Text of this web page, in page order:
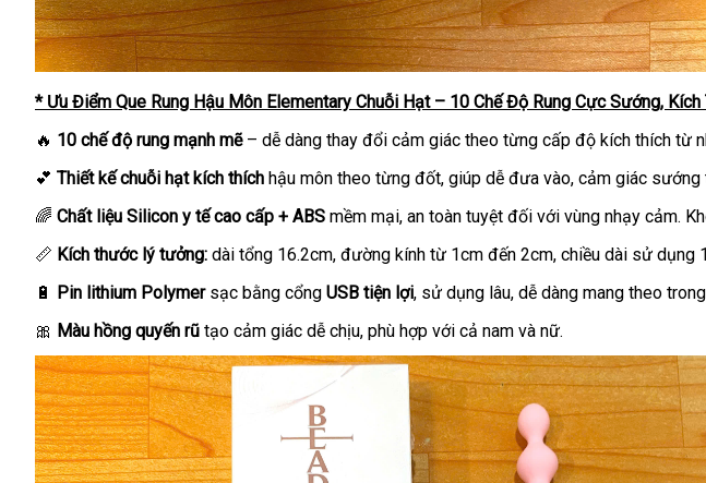
* Ưu Điểm Que Rung Hậu Môn Elementary Chuỗi Hạt – 10 Chế Độ Rung Cực Sướng,
🔥 10 chế độ rung mạnh mẽ– dễ dàng thay đổi cảm giác theo từng cấp độ kích thích từ
💕 Thiết kế chuỗi hạt kích thích hậu môn theo từng đốt, giúp dễ đưa vào, cảm giác
🌈 Chất liệu Silicon y tế cao cấp + ABS mềm mại, an toàn tuyệt đối với vùng nhạy cảm.
📏 Kích thước lý tưởng: dài tổng 16.2cm, đường kính từ 1cm đến 2cm, chiều dài sử
🔋 Pin lithium Polymer sạc bằng cổng USB tiện lợi, sử dụng lâu, dễ dàng mang theo
🎀 Màu hồng quyến rũ tạo cảm giác dễ chịu, phù hợp với cả nam và nữ.